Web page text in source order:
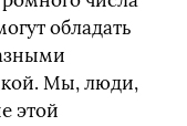
обладать
Мы, люди,
этой